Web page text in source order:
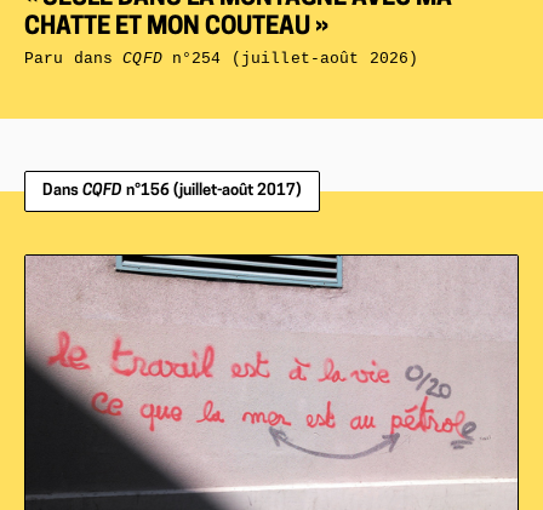
CHATTE ET MON COUTEAU »
Paru dansCQFDn°254 (juillet-août 2026)
Dans CQFD n°156 (juillet-août 2017)